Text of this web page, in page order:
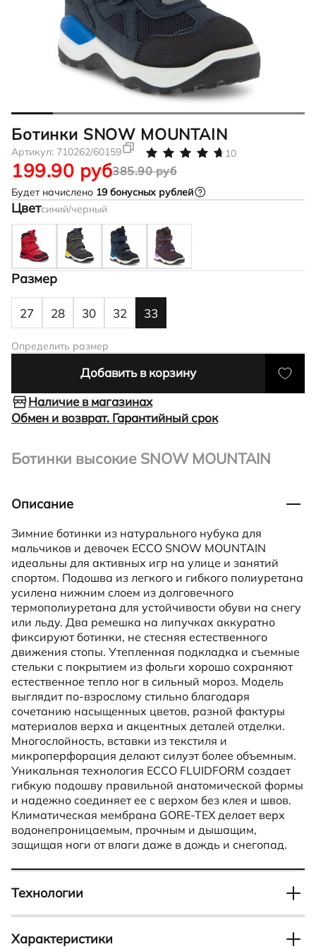
Ботинки SNOW MOUNTAIN
Артикул: 710262/60159 10
385.90 руб
199.90 руб
Будет начислено 19бонусных рублей
Цветсиний/черный
Размер
27 28 30 32 33
Определить размер
Добавить в корзину
Наличие в магазинах
Обмен и возврат. Гарантийный срок
Ботинки высокие SNOW MOUNTAIN
Описание
Зимние ботинки из натурального нубука для
мальчиков и девочек ECCO SNOW MOUNTAIN
идеальны для активных игр на улице и занятий
спортом. Подошва из легкого и гибкого полиуретана
усилена нижним слоем из долговечного
термополиуретана для устойчивости обуви на снегу
или льду. Два ремешка на липучках аккуратно
фиксируют ботинки, не стесняя естественного
движения стопы. Утепленная подкладка и съемные
стельки с покрытием из фольги хорошо сохраняют
естественное тепло ног в сильный мороз. Модель
выглядит по-взрослому стильно благодаря
сочетанию насыщенных цветов, разной фактуры
материалов верха и акцентных деталей отделки.
Многослойность, вставки из текстиля и
микроперфорация делают силуэт более объемным.
Уникальная технология ECCO FLUIDFORM создает
гибкую подошву правильной анатомической формы
и надежно соединяет ее с верхом без клея и швов.
Климатическая мембрана GORE-TEX делает верх
водонепроницаемым, прочным и дышащим,
защищая ноги от влаги даже в дождь и снегопад.
Технологии
FLUIDFORM
Отвечает за прочное и герметичное соединение
Характеристики